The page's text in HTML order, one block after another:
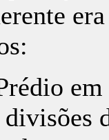
divisões